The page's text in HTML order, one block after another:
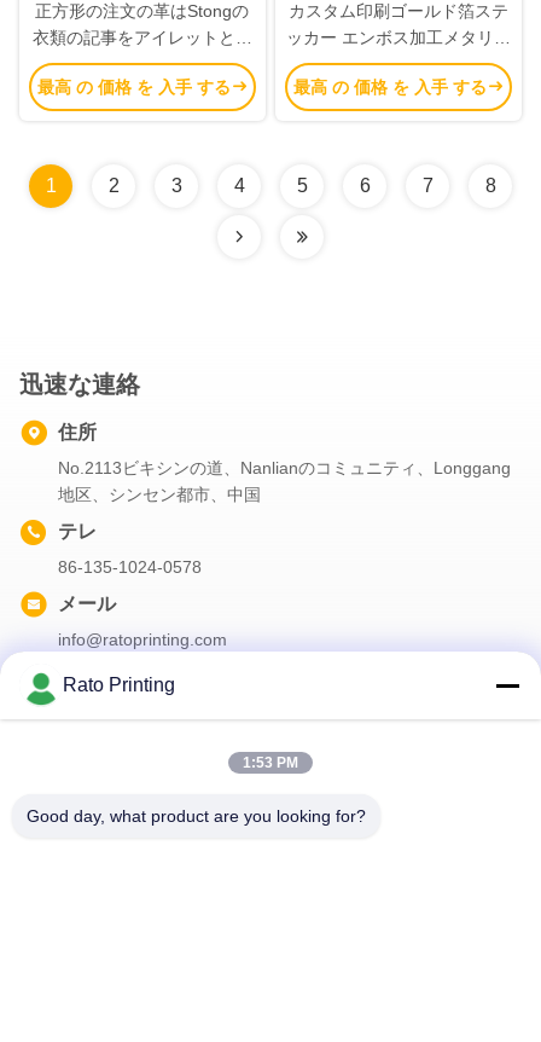
正方形の注文の革はStongの
衣類の記事をアイレットとハ
ンドメイドと分類します
最高 の 価格 を 入手 する
カスタム印刷ゴールド箔ステ
ッカー エンボス加工メタリッ
クラベル & カスタムメタリッ
クステッカー
最高 の 価格 を 入手 する
1 2 3 4 5 6 7 8
迅速な連絡
住所
No.2113ビキシンの道、Nanlianのコミュニティ、Longgang
地区、シンセン都市、中国
テレ
86-135-1024-0578
メール
info@ratoprinting.com
私たちのニュースレター
ニュースレターへの購読は,割引などで可能です.
Rato Printing
1:53 PM
Good day, what product are you looking for?